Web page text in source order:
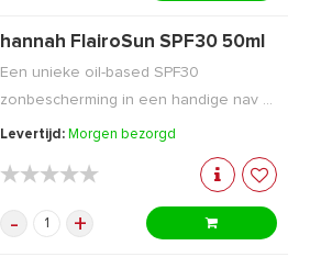
hannah FlairoSun SPF30 50ml
Een unieke oil-based SPF30
zonbescherming in een handige nav ...
Levertijd: Morgen bezorgd
★★★★★
★★★★★
- +